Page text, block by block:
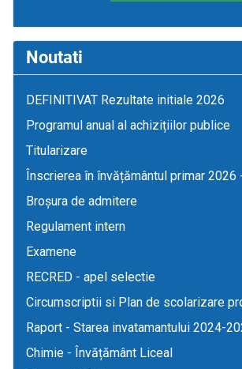
Noutati
DEFINITIVAT Rezultate initiale 2026
Programul anual al achizițiilor publice
Titularizare
Înscrierea în învățământul primar 2026
Broșura de admitere
Regulament intern
Examene
RECRED - apel selectie
Circumscriptii si Plan de scolarizare
Raport - Starea invatamantului 2024-
Chimie - Învățământ Liceal